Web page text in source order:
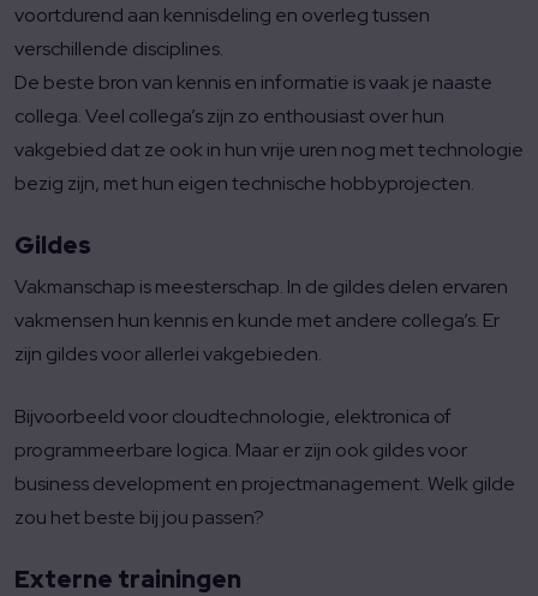
voortdurend aan kennisdeling en overleg tussen
verschillende disciplines.
De beste bron van kennis en informatie is vaak je naaste
collega. Veel collega’s zijn zo enthousiast over hun
vakgebied dat ze ook in hun vrije uren nog met technologie
bezig zijn, met hun eigen technische hobbyprojecten.
Gildes
Vakmanschap is meesterschap. In de gildes delen ervaren
vakmensen hun kennis en kunde met andere collega’s. Er
zijn gildes voor allerlei vakgebieden.
Bijvoorbeeld voor cloudtechnologie, elektronica of
programmeerbare logica. Maar er zijn ook gildes voor
business development en projectmanagement. Welk gilde
zou het beste bij jou passen?
Externe trainingen